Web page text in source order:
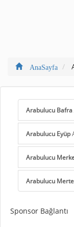
AnaSayfa
Arabulucu Bafra
Arabulucu Eyüp
Arabulucu
Arabulucu
Sponsor Bağlantı